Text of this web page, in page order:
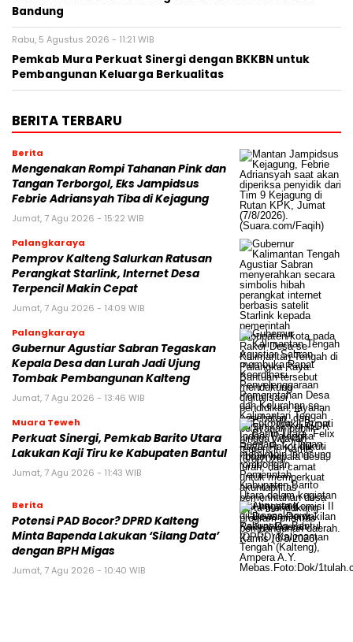
Bandung
Rabu, 5 Agustus 2026 - 11:21 WIB
Pemkab Mura Perkuat Sinergi dengan BKKBN untuk
Pembangunan Keluarga Berkualitas
BERITA TERBARU
Berita
Mengenakan Rompi Tahanan Pink dan
Tangan Terborgol, Eks Jampidsus
Febrie Adriansyah Tiba di Kejagung
Jumat, 7 Agu 2026 - 15:22 WIB
Palangkaraya
Pemprov Kalteng Salurkan Ratusan
Perangkat Starlink, Internet Desa
Terpencil Makin Cepat
Jumat, 7 Agu 2026 - 14:09 WIB
Palangkaraya
Gubernur Agustiar Sabran Tegaskan
Kepala Desa dan Lurah Jadi Ujung
Tombak Pembangunan Kalteng
Jumat, 7 Agu 2026 - 13:46 WIB
Muara Teweh
Perkuat Sinergi, Pemkab Barito Utara
Lakukan Kaji Tiru ke Kabupaten Bantul
Jumat, 7 Agu 2026 - 11:43 WIB
Berita
Potensi PAD Bocor? DPRD Kalteng
Minta Bapenda Lakukan ‘Silang Data’
dengan BPH Migas
Jumat, 7 Agu 2026 - 10:40 WIB